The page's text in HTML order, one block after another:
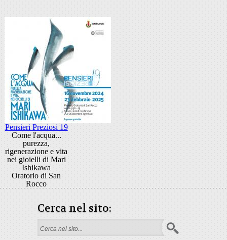
Pensieri Preziosi 19
Come l'acqua...
purezza,
rigenerazione e vita
nei gioielli di Mari
Ishikawa
Oratorio di San
Rocco
Cerca nel sito:
Form di ricerca